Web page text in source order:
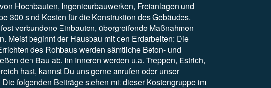
Hochbauten, Ingenieurbauwerken, Freianlagen und
300 sind Kosten für die Konstruktion des Gebäudes.
verbundene Einbauten, übergreifende Maßnahmen
Meist beginnt der Hausbau mit den Erdarbeiten: Die
des Rohbaus werden sämtliche Beton- und
den Bau ab. Im Inneren werden u.a. Treppen, Estrich,
hast, kannst Du uns gerne anrufen oder unser
folgenden Beiträge stehen mit dieser Kostengruppe im